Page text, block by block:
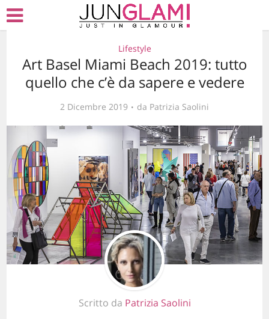
Lifestyle
Art Basel Miami Beach 2019: tutto
quello che c’è da sapere e vedere
2 Dicembre 2019 da Patrizia Saolini
Scritto da Patrizia Saolini